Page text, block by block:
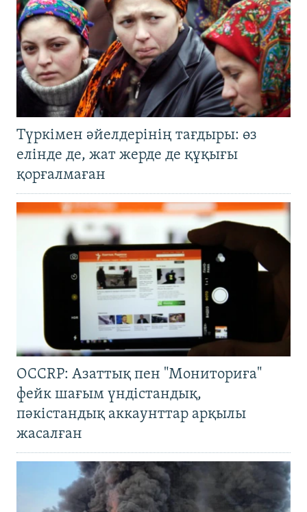
Түркімен әйелдерінің тағдыры: өз
елінде де, жат жерде де құқығы
қорғалмаған
OCCRP: Азаттық пен "Мониториға"
фейк шағым үндістандық,
пәкістандық аккаунттар арқылы
жасалған